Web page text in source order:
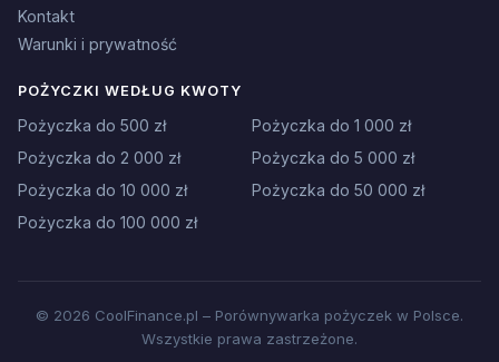
Kontakt
Warunki i prywatność
POŻYCZKI WEDŁUG KWOTY
Pożyczka do 500 zł
Pożyczka do 1 000 zł
Pożyczka do 2 000 zł
Pożyczka do 5 000 zł
Pożyczka do 10 000 zł
Pożyczka do 50 000 zł
Pożyczka do 100 000 zł
© 2026 CoolFinance.pl – Porównywarka pożyczek w Polsce.
Wszystkie prawa zastrzeżone.